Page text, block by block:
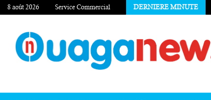
8 août 2026 Service Commercial DERNIERE MINUTE